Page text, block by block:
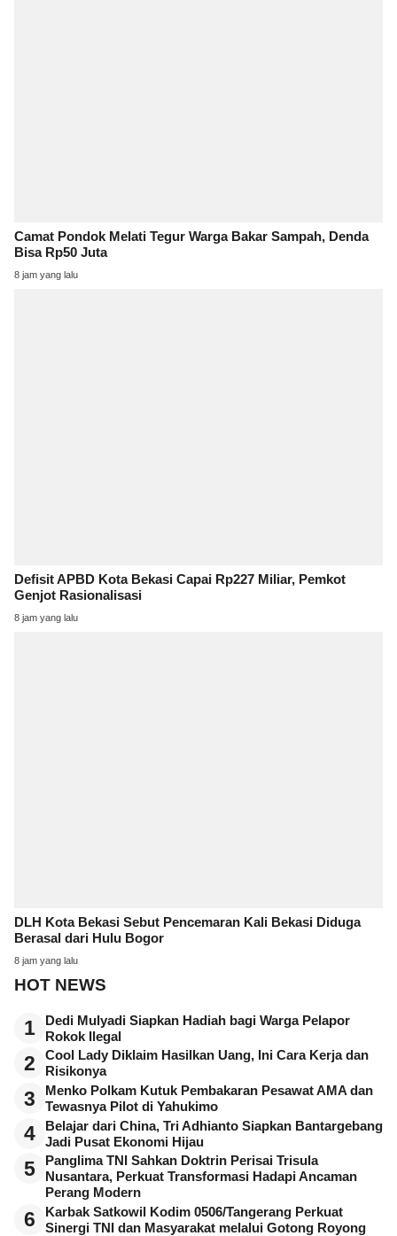
Camat Pondok Melati Tegur Warga Bakar Sampah, Denda
Bisa Rp50 Juta
8 jam yang lalu
Defisit APBD Kota Bekasi Capai Rp227 Miliar, Pemkot
Genjot Rasionalisasi
8 jam yang lalu
DLH Kota Bekasi Sebut Pencemaran Kali Bekasi Diduga
Berasal dari Hulu Bogor
8 jam yang lalu
HOT NEWS
1
Dedi Mulyadi Siapkan Hadiah bagi Warga Pelapor
Rokok Ilegal
2
Cool Lady Diklaim Hasilkan Uang, Ini Cara Kerja dan
Risikonya
3
Menko Polkam Kutuk Pembakaran Pesawat AMA dan
Tewasnya Pilot di Yahukimo
4
Belajar dari China, Tri Adhianto Siapkan Bantargebang
Jadi Pusat Ekonomi Hijau
5
Panglima TNI Sahkan Doktrin Perisai Trisula
Nusantara, Perkuat Transformasi Hadapi Ancaman
Perang Modern
6
Karbak Satkowil Kodim 0506/Tangerang Perkuat
Sinergi TNI dan Masyarakat melalui Gotong Royong